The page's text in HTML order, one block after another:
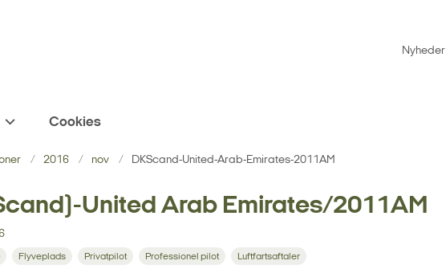
Nyheder
Cookies
2016 nov DKScand-United-Arab-Emirates-2011AM
United Arab Emirates/2011AM
Flyveplads Privatpilot Professionel pilot Luftfartsaftaler